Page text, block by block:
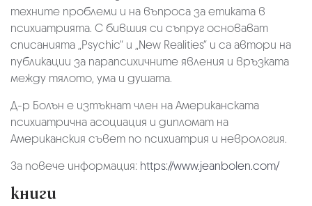
техните проблеми и на въпроса за етиката в
психиатрията. С бившия си съпруг основават
списанията „Psychic“ и „New Realities“ и са автори на
публикации за парапсихичните явления и връзката
между тялото, ума и душата.
Д-р Болън е изтъкнат член на Американската
психиатрична асоциация и дипломат на
Американския съвет по психиатрия и неврология.
За повече информация: https://www.jeanbolen.com/
книги